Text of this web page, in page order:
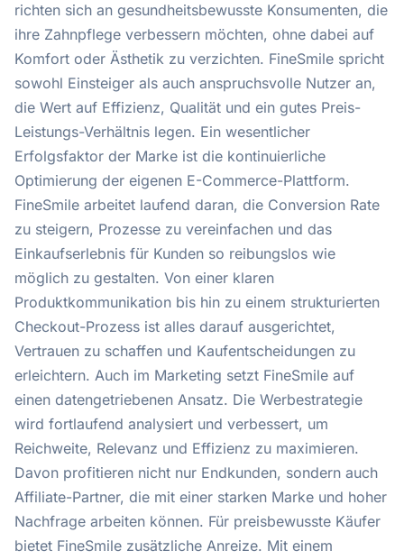
richten sich an gesundheitsbewusste Konsumenten, die
ihre Zahnpflege verbessern möchten, ohne dabei auf
Komfort oder Ästhetik zu verzichten. FineSmile spricht
sowohl Einsteiger als auch anspruchsvolle Nutzer an,
die Wert auf Effizienz, Qualität und ein gutes Preis-
Leistungs-Verhältnis legen. Ein wesentlicher
Erfolgsfaktor der Marke ist die kontinuierliche
Optimierung der eigenen E-Commerce-Plattform.
FineSmile arbeitet laufend daran, die Conversion Rate
zu steigern, Prozesse zu vereinfachen und das
Einkaufserlebnis für Kunden so reibungslos wie
möglich zu gestalten. Von einer klaren
Produktkommunikation bis hin zu einem strukturierten
Checkout-Prozess ist alles darauf ausgerichtet,
Vertrauen zu schaffen und Kaufentscheidungen zu
erleichtern. Auch im Marketing setzt FineSmile auf
einen datengetriebenen Ansatz. Die Werbestrategie
wird fortlaufend analysiert und verbessert, um
Reichweite, Relevanz und Effizienz zu maximieren.
Davon profitieren nicht nur Endkunden, sondern auch
Affiliate-Partner, die mit einer starken Marke und hoher
Nachfrage arbeiten können. Für preisbewusste Käufer
bietet FineSmile zusätzliche Anreize. Mit einem